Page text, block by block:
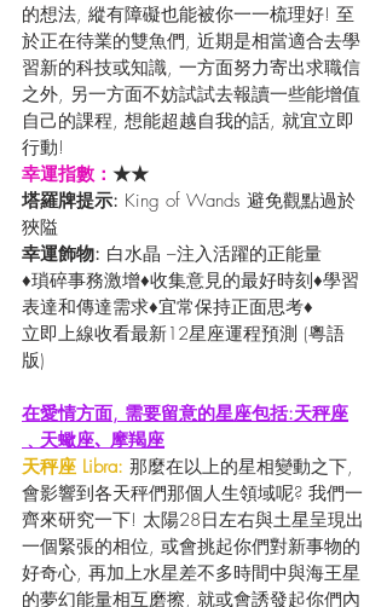
的想法, 縱有障礙也能被你一一梳理好! 至
於正在待業的雙魚們, 近期是相當適合去學
習新的科技或知識, 一方面努力寄出求職信
之外, 另一方面不妨試試去報讀一些能增值
自己的課程, 想能超越自我的話, 就宜立即
行動!
幸運指數： ★★
塔羅牌提示: King of Wands 避免觀點過於
狹隘
幸運飾物: 白水晶 –注入活躍的正能量
♦瑣碎事務激增♦收集意見的最好時刻♦學習
表達和傳達需求♦宜常保持正面思考♦
立即上線收看最新12星座運程預測 (粵語
版)
在愛情方面, 需要留意的星座包括:天秤座
﹑天蠍座､ 摩羯座
天秤座 Libra: 那麼在以上的星相變動之下,
會影響到各天秤們那個人生領域呢? 我們一
齊來研究一下! 太陽28日左右與土星呈現出
一個緊張的相位, 或會挑起你們對新事物的
好奇心, 再加上水星差不多時間中與海王星
的夢幻能量相互磨擦, 就或會誘發起你們內